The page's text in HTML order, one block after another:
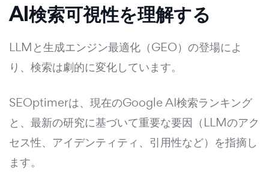
AI検索可視性を理解する
LLMと生成エンジン最適化（GEO）の登場によ
り、検索は劇的に変化しています。
SEOptimerは、現在のGoogle AI検索ランキング
と、最新の研究に基づいて重要な要因（LLMのアク
セス性、アイデンティティ、引用性など）を指摘し
ます。